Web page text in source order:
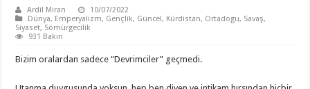
Ardil Miran
10/07/2022
Dünya, Emperyalizm, Gençlik, Güncel, Kürdistan, Ortadogu, Savaş,
Siyaset, Sömürgecilik
931 Bakın
Bizim oralardan sadece “Devrimciler” geçmedi.